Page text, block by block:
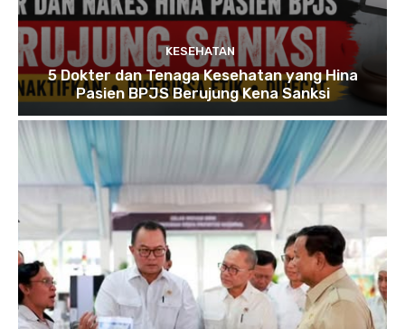
KESEHATAN
5 Dokter dan Tenaga Kesehatan yang Hina
Pasien BPJS Berujung Kena Sanksi